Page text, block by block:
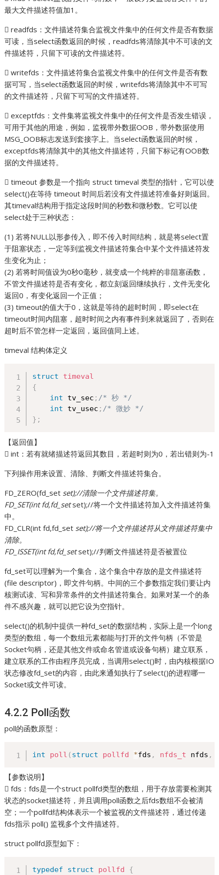
最大文件描述符值加1。
 readfds：文件描述符集合监视文件集中的任何文件是否有数据
可读，当select函数返回的时候，readfds将清除其中不可读的文
件描述符，只留下可读的文件描述符。
 writefds：文件描述符集合监视文件集中的任何文件是否有数
据可写，当select函数返回的时候，writefds将清除其中不可写
的文件描述符，只留下可写的文件描述符。
 exceptfds：文件集将监视文件集中的任何文件是否发生错误，
可用于其他的用途，例如，监视带外数据OOB，带外数据使用
MSG_OOB标志发送到套接字上。当select函数返回的时候，
exceptfds将清除其中的其他文件描述符，只留下标记有OOB数
据的文件描述符。
 timeout 参数是一个指向 struct timeval 类型的指针，它可以使
select()在等待 timeout 时间后若没有文件描述符准备好则返回。
其timeval结构用于指定这段时间的秒数和微秒数。它可以使
select处于三种状态：
(1) 若将NULL以形参传入，即不传入时间结构，就是将select置
于阻塞状态，一定等到监视文件描述符集合中某个文件描述符发
生变化为止；
(2) 若将时间值设为0秒0毫秒，就变成一个纯粹的非阻塞函数，
不管文件描述符是否有变化，都立刻返回继续执行，文件无变化
返回0，有变化返回一个正值；
(3) timeout的值大于0，这就是等待的超时时间，即select在
timeout时间内阻塞，超时时间之内有事件到来就返回了，否则在
超时后不管怎样一定返回，返回值同上述。
timeval 结构体定义
struct
timeval
{
int tv_sec ; /* 秒 */
int tv_usec ; /* 微妙 */
} ;
【返回值】
 int：若有就绪描述符返回其数目，若超时则为0，若出错则为-1
下列操作用来设置、清除、判断文件描述符集合。
FD_ZERO(fd_set set);//清除一个文件描述符集。
FD_SET(int fd,fd_setset);//将一个文件描述符加入文件描述符集
中。
FD_CLR(int fd,fd_set set);//将一个文件描述符从文件描述符集中
清除。
FD_ISSET(int fd,fd_setset);//判断文件描述符是否被置位
fd_set可以理解为一个集合，这个集合中存放的是文件描述符
(file descriptor)，即文件句柄。中间的三个参数指定我们要让内
核测试读、写和异常条件的文件描述符集合。如果对某一个的条
件不感兴趣，就可以把它设为空指针。
select()的机制中提供一种fd_set的数据结构，实际上是一个long
类型的数组，每一个数组元素都能与打开的文件句柄（不管是
Socket句柄，还是其他文件或命名管道或设备句柄）建立联系，
建立联系的工作由程序员完成，当调用select()时，由内核根据IO
状态修改fd_set的内容，由此来通知执行了select()的进程哪一
Socket或文件可读。
4.2.2 Poll函数
poll的函数原型：
int poll ( struct pollfd *fds , nfds_t nfds ,
【参数说明】
 fds：fds是一个struct pollfd类型的数组，用于存放需要检测其
状态的socket描述符，并且调用poll函数之后fds数组不会被清
空；一个pollfd结构体表示一个被监视的文件描述符，通过传递
fds指示 poll() 监视多个文件描述符。
struct pollfd原型如下：
typedef struct pollfd
{